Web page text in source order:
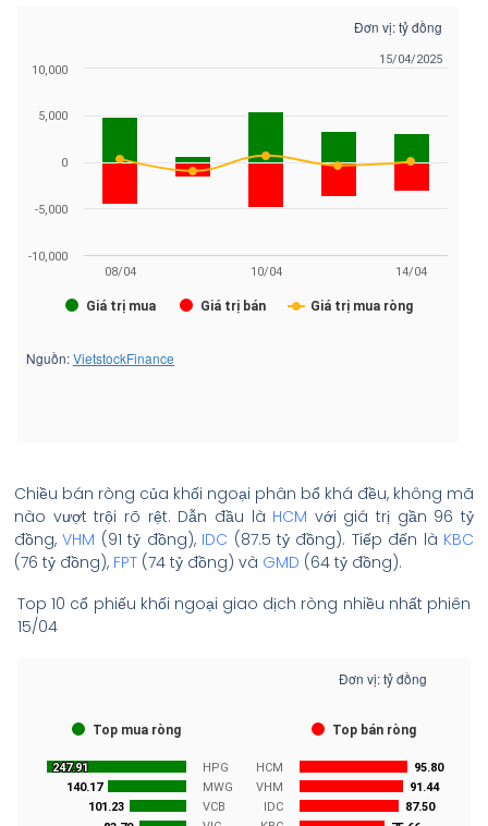
Chiều bán ròng của khối ngoại phân bổ khá đều, không mã
nào vượt trội rõ rệt. Dẫn đầu là HCM với giá trị gần 96 tỷ
đồng,VHM (91 tỷ đồng), IDC (87.5 tỷ đồng). Tiếp đến là KBC
(76 tỷ đồng), FPT (74 tỷ đồng) và GMD (64 tỷ đồng).
Top 10 cổ phiếu khối ngoại giao dịch ròng nhiều nhất phiên
15/04